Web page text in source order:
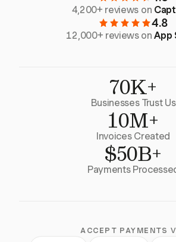
4,200+ reviews on
4.8
12,000+ reviews onApp
70K+
Businesses Trust Us
10M+
Invoices Created
$50B+
Payments
ACCEPT PAYMENTS